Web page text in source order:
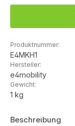
Produktnummer:
E4MKH1
Hersteller:
e4mobility
Gewicht:
1 kg
Beschreibung